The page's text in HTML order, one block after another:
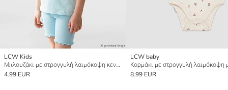
LCW Kids
Μπλουζάκι με στρογγυλή λαιμόκοψη κεντημένο για κορίτσια
4.99 EUR
LCW baby
8.99 EUR